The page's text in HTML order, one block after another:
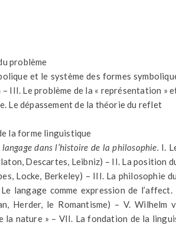
problème
et le système des formes
III. Le problème de la « représentation »
Le dépassement de la théorie du reflet
la forme linguistique
dans l’histoire de la philosophie. I.
Descartes, Leibniz) – II. La position
Locke, Berkeley) – III. La philosophie
langage comme expression de
Herder, le Romantisme) – V.
la nature » – VII. La fondation de la